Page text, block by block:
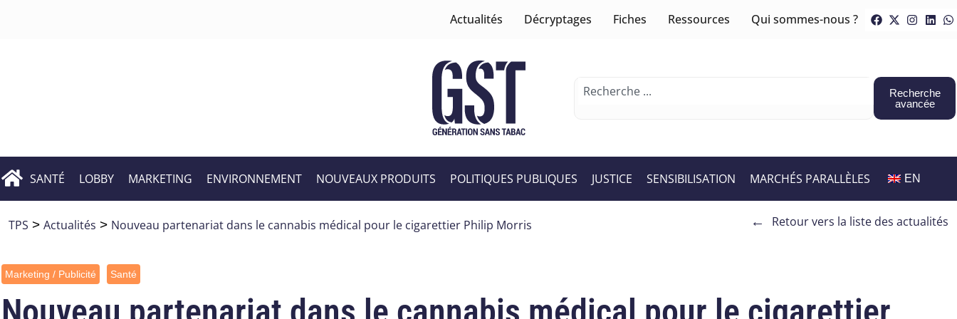
Actualités Décryptages Fiches Ressources Qui sommes-nous ?
Recherche
avancée
SANTÉ LOBBY MARKETING ENVIRONNEMENT NOUVEAUX PRODUITS POLITIQUES PUBLIQUES JUSTICE SENSIBILISATION MARCHÉS PARALLÈLES EN
TPS > Actualités > Nouveau partenariat dans le cannabis médical pour le cigarettier Philip Morris ← Retour vers la liste des actualités
Marketing / Publicité Santé